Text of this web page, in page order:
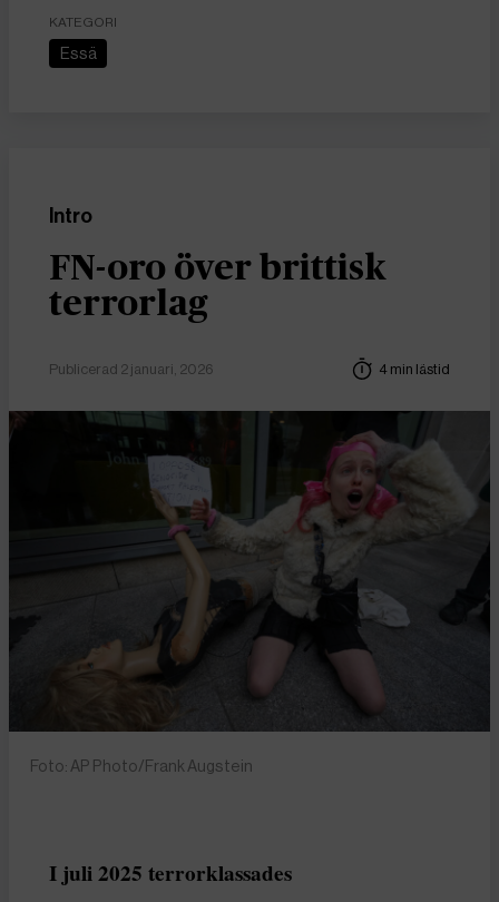
KATEGORI
Essä
Intro
FN-oro över brittisk
terrorlag
Publicerad 2 januari, 2026 4 min lästid
Foto: AP Photo/Frank Augstein
I juli 2025 terrorklassades